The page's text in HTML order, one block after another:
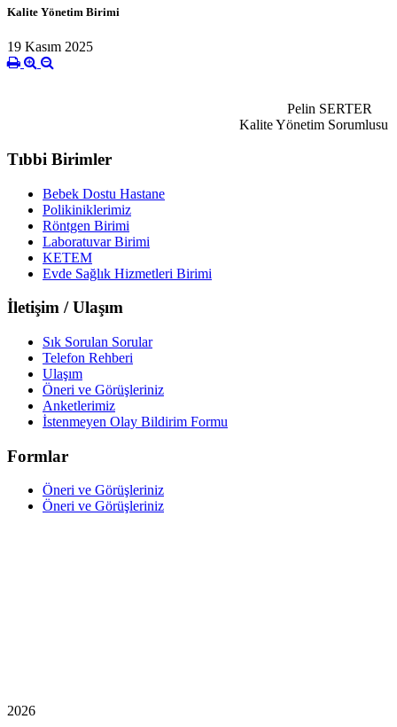
Kalite Yönetim Birimi
19 Kasım 2025
Pelin SERTER
Kalite Yönetim Sorumlusu
Tıbbi Birimler
Bebek Dostu Hastane
Polikiniklerimiz
Röntgen Birimi
Laboratuvar Birimi
KETEM
Evde Sağlık Hizmetleri Birimi
İletişim / Ulaşım
Sık Sorulan Sorular
Telefon Rehberi
Ulaşım
Öneri ve Görüşleriniz
Anketlerimiz
İstenmeyen Olay Bildirim Formu
Formlar
Öneri ve Görüşleriniz
Öneri ve Görüşleriniz
2026